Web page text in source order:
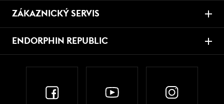
ZÁKAZNICKÝ SERVIS
ENDORPHIN REPUBLIC